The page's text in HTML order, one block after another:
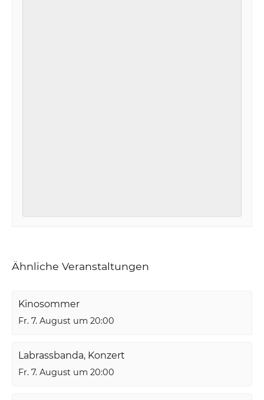
Ähnliche Veranstaltungen
Kinosommer
Fr. 7. August um 20:00
Labrassbanda, Konzert
Fr. 7. August um 20:00